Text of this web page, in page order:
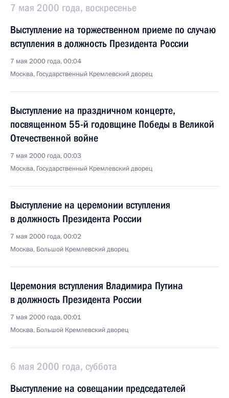
7 мая 2000 года, воскресенье
Выступление на торжественном приеме по случаю
вступления в должность Президента России
7 мая 2000 года, 00:04
Москва, Государственный Кремлевский дворец
Выступление на праздничном концерте,
посвященном 55-й годовщине Победы в Великой
Отечественной войне
7 мая 2000 года, 00:03
Москва, Государственный Кремлевский дворец
Выступление на церемонии вступления
в должность Президента России
7 мая 2000 года, 00:02
Москва, Большой Кремлевский дворец
Церемония вступления Владимира Путина
в должность Президента России
7 мая 2000 года, 00:01
Москва, Большой Кремлевский дворец
6 мая 2000 года, суббота
Выступление на совещании председателей